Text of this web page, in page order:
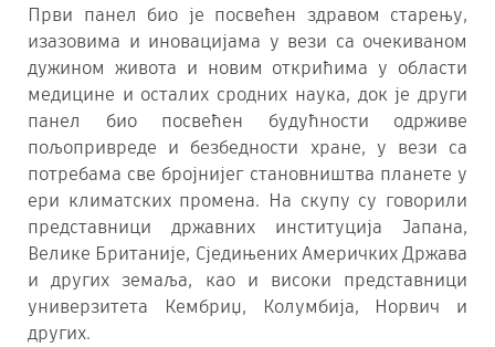
Први панел био је посвећен здравом старењу,
изазовима и иновацијама у вези са очекиваном
дужином живота и новим открићима у области
медицине и осталих сродних наука, док је други
панел био посвећен будућности одрживе
пољопривреде и безбедности хране, у вези са
потребама све бројнијег становништва планете у
ери климатских промена. На скупу су говорили
представници државних институција Јапана,
Велике Британије, Сједињених Америчких Држава
и других земаља, као и високи представници
универзитета Кембриџ, Колумбија, Норвич и
других.